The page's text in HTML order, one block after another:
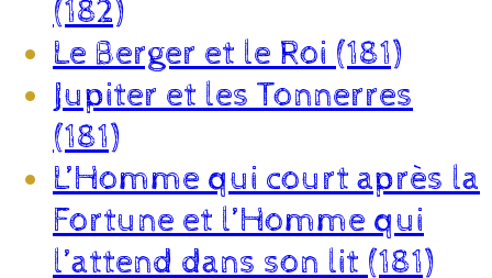
(182)
Le Berger et le Roi (181)
Jupiter et les Tonnerres
(181)
L’Homme qui court après la
Fortune et l’Homme qui
l’attend dans son lit (181)